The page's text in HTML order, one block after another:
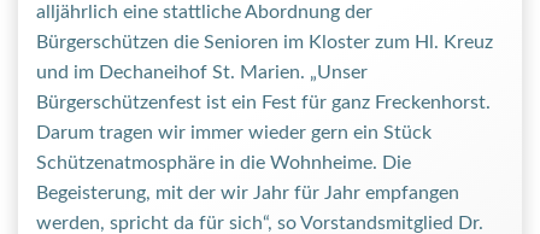
alljährlich eine stattliche Abordnung der
Bürgerschützen die Senioren im Kloster zum Hl. Kreuz
und im Dechaneihof St. Marien. „Unser
Bürgerschützenfest ist ein Fest für ganz Freckenhorst.
Darum tragen wir immer wieder gern ein Stück
Schützenatmosphäre in die Wohnheime. Die
Begeisterung, mit der wir Jahr für Jahr empfangen
werden, spricht da für sich“, so Vorstandsmitglied Dr.